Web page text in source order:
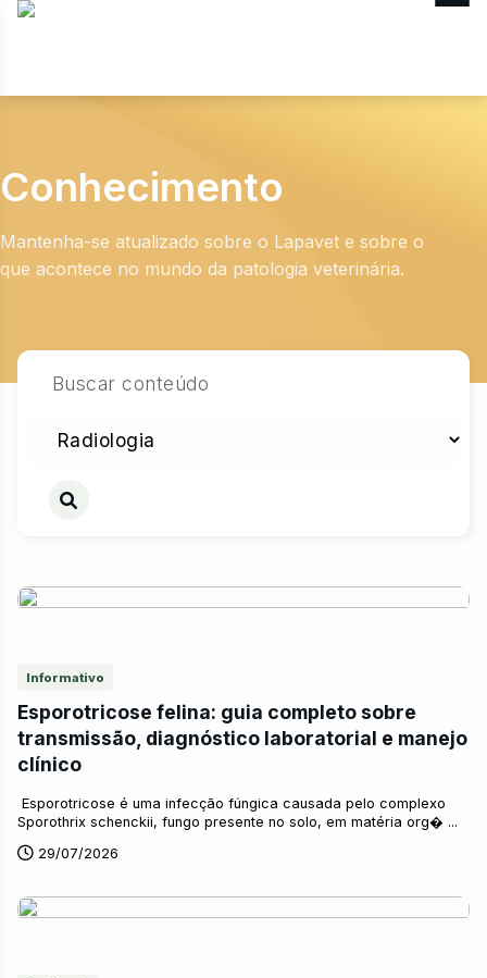
Conhecimento
Mantenha-se atualizado sobre o Lapavet e sobre o
que acontece no mundo da patologia veterinária.
Informativo
Esporotricose felina: guia completo sobre
transmissão, diagnóstico laboratorial e manejo
clínico
Esporotricose é uma infecção fúngica causada pelo complexo
Sporothrix schenckii, fungo presente no solo, em matéria org� ...
29/07/2026